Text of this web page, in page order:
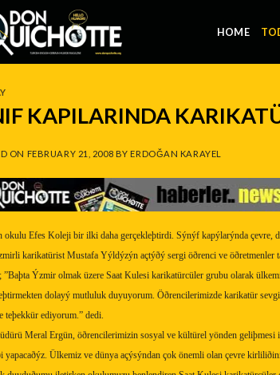
HOME
KAPILARINDA
ON FEBRUARY 21, 2008 BYERDOĞAN KARAYEL
okulu Efes Koleji bir ilki daha gerçekleþtirdi. Sýnýf kapýlarýnda çevre,
karikatürist Mustafa Yýldýzýn açtýðý sergi öðrenci ve
Ýzmir olmak üzere Saat Kulesi karikatürcüler grubu olarak
dolayý mutluluk duyuyorum. Öðrencilerimizde karikatür
teþekkür ediyorum.” dedi.
Meral Ergün, öðrencilerimizin sosyal ve kültürel yönden
yapacaðýz. Ülkemiz ve dünya açýsýndan çok önemli olan çevre